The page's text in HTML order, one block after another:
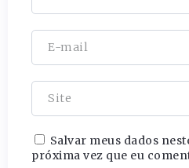
Salvar meus dados
próxima vez que eu